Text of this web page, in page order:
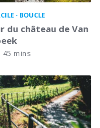
BOUCLE
du château de Van
45 mins